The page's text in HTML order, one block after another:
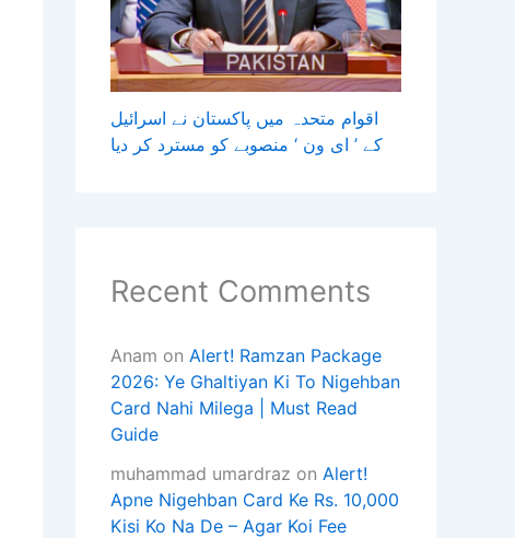
اقوام متحدہ میں پاکستان نے اسرائیل
کے ’ ای ون ‘ منصوبے کو مسترد کر دیا
Recent Comments
Anam on Alert! Ramzan Package
2026: Ye Ghaltiyan Ki To Nigehban
Card Nahi Milega | Must Read
Guide
muhammad umardraz on Alert!
Apne Nigehban Card Ke Rs. 10,000
Kisi Ko Na De – Agar Koi Fee